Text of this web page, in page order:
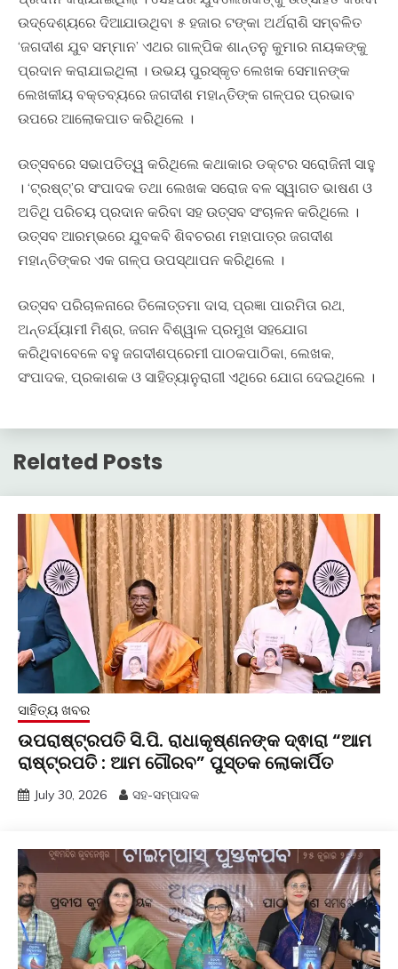
ଉଦ୍ଦେଶ୍ୟରେ ଦିଆଯାଉଥିବା ୫ ହଜାର ଟଙ୍କା ଅର୍ଥରାଶି ସମ୍ବଳିତ
‘ଜଗଦୀଶ ଯୁବ ସମ୍ମାନ’ ଏଥର ଗାଳ୍ପିକ ଶାନ୍ତନୁ କୁମାର ନାୟକଙ୍କୁ
ପ୍ରଦାନ କରାଯାଇଥିଲା । ଉଭୟ ପୁରସ୍କୃତ ଲେଖକ ସେମାନଙ୍କ
ଲେଖକୀୟ ବକ୍ତବ୍ୟରେ ଜଗଦୀଶ ମହାନ୍ତିଙ୍କ ଗଳ୍ପର ପ୍ରଭାବ
ଉପରେ ଆଲୋକପାତ କରିଥିଲେ ।
ଉତ୍ସବରେ ସଭାପତିତ୍ୱ କରିଥିଲେ କଥାକାର ଡକ୍ଟର ସରୋଜିନୀ ସାହୁ
। ‘ଟ୍ରଷ୍ଟ୍‍’ର ସଂପାଦକ ତଥା ଲେଖକ ସରୋଜ ବଳ ସ୍ୱାଗତ ଭାଷଣ ଓ
ଅତିଥି ପରିଚୟ ପ୍ରଦାନ କରିବା ସହ ଉତ୍ସବ ସଂଚାଳନ କରିଥିଲେ ।
ଉତ୍ସବ ଆରମ୍ଭରେ ଯୁବକବି ଶିବଚରଣ ମହାପାତ୍ର ଜଗଦୀଶ
ମହାନ୍ତିଙ୍କର ଏକ ଗଳ୍ପ ଉପସ୍ଥାପନ କରିଥିଲେ ।
ଉତ୍ସବ ପରିଚାଳନାରେ ତିଳୋତ୍ତମା ଦାସ, ପ୍ରଜ୍ଞା ପାରମିତା ରଥ,
ଅନ୍ତର୍ଯ୍ୟାମୀ ମିଶ୍ର, ଜଗନ ବିଶ୍ୱାଳ ପ୍ରମୁଖ ସହଯୋଗ
କରିଥିବାବେଳେ ବହୁ ଜଗଦୀଶପ୍ରେମୀ ପାଠକପାଠିକା, ଲେଖକ,
ସଂପାଦକ, ପ୍ରକାଶକ ଓ ସାହିତ୍ୟାନୁରାଗୀ ଏଥିରେ ଯୋଗ ଦେଇଥିଲେ ।
Related Posts
ସାହିତ୍ୟ ଖବର
ଉପରାଷ୍ଟ୍ରପତି ସି.ପି. ରାଧାକୃଷ୍ଣନଙ୍କ ଦ୍ଵାରା “ଆମ
ରାଷ୍ଟ୍ରପତି : ଆମ ଗୌରବ” ପୁସ୍ତକ ଲୋକାର୍ପିତ
July 30, 2026 ସହ-ସମ୍ପାଦକ